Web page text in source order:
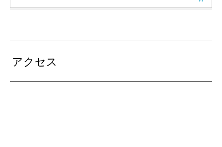
アクセス